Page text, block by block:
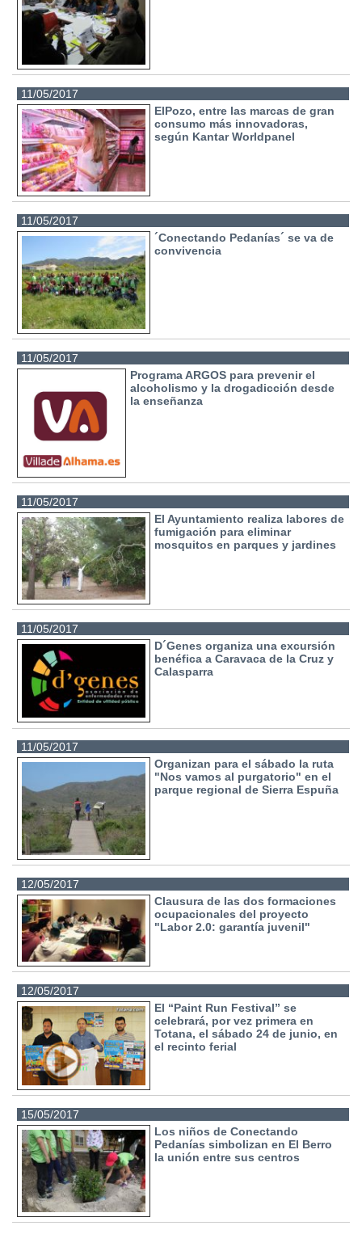
11/05/2017
ElPozo, entre las marcas de gran
consumo más innovadoras,
según Kantar Worldpanel
11/05/2017
´Conectando Pedanías´ se va de
convivencia
11/05/2017
Programa ARGOS para prevenir el
alcoholismo y la drogadicción desde
la enseñanza
11/05/2017
El Ayuntamiento realiza labores de
fumigación para eliminar
mosquitos en parques y jardines
11/05/2017
D´Genes organiza una excursión
benéfica a Caravaca de la Cruz y
Calasparra
11/05/2017
Organizan para el sábado la ruta
"Nos vamos al purgatorio" en el
parque regional de Sierra Espuña
12/05/2017
Clausura de las dos formaciones
ocupacionales del proyecto
"Labor 2.0: garantía juvenil"
12/05/2017
El “Paint Run Festival” se
celebrará, por vez primera en
Totana, el sábado 24 de junio, en
el recinto ferial
15/05/2017
Los niños de Conectando
Pedanías simbolizan en El Berro
la unión entre sus centros